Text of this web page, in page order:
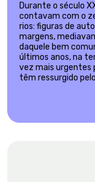
Durante o século
contavam com o
rios: figuras de
margens,
daquele bem
últimos anos, na
vez mais urgentes
têm ressurgido